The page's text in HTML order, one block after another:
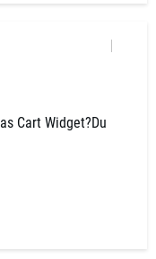
Cart Widget?Du